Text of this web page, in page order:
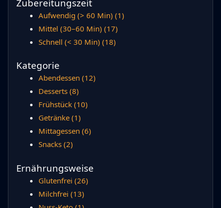
Zubereitungszeit
Aufwendig (> 60 Min) (1)
Mittel (30–60 Min) (17)
Schnell (< 30 Min) (18)
Kategorie
Abendessen (12)
Desserts (8)
Frühstück (10)
Getränke (1)
Mittagessen (6)
Snacks (2)
Ernährungsweise
Glutenfrei (26)
Milchfrei (13)